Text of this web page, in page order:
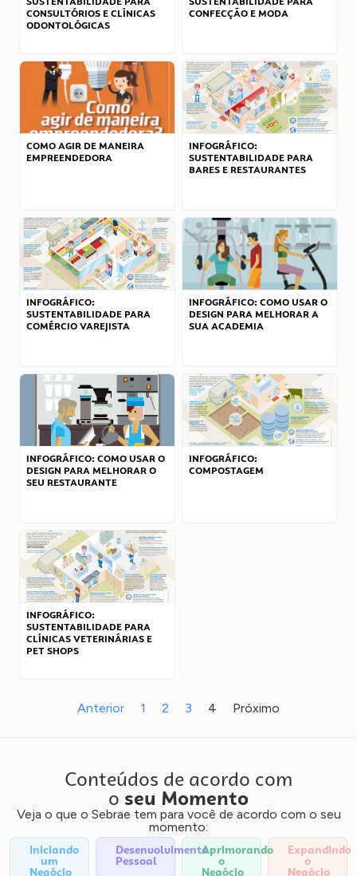
CONSULTÓRIOS E CLÍNICAS
ODONTOLÓGICAS
CONFECÇÃO E MODA
COMO AGIR DE MANEIRA
EMPREENDEDORA
INFOGRÁFICO:
SUSTENTABILIDADE PARA
BARES E RESTAURANTES
INFOGRÁFICO:
SUSTENTABILIDADE PARA
COMÉRCIO VAREJISTA
INFOGRÁFICO: COMO USAR O
DESIGN PARA MELHORAR A
SUA ACADEMIA
INFOGRÁFICO: COMO USAR O
DESIGN PARA MELHORAR O
SEU RESTAURANTE
INFOGRÁFICO:
COMPOSTAGEM
INFOGRÁFICO:
SUSTENTABILIDADE PARA
CLÍNICAS VETERINÁRIAS E
PET SHOPS
Anterior 1 2 3 4 Próximo
Conteúdos de acordo com
o seu Momento
Veja o que o Sebrae tem para você de acordo com o seu
momento:
Iniciando
um
Negócio
Desenvolvimento
Pessoal
Aprimorando
o
Negócio
Expandindo
o
Negócio